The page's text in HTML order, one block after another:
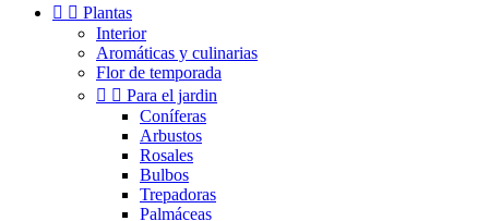
  Plantas
Interior
Aromáticas y culinarias
Flor de temporada
  Para el jardin
Coníferas
Arbustos
Rosales
Bulbos
Trepadoras
Palmáceas